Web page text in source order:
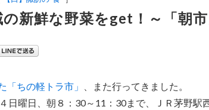
新鮮な野菜をget！～「朝市
「ちの軽トラ市」
、また行ってきました。
日曜日、朝８：30～11：30まで、ＪＲ茅野駅